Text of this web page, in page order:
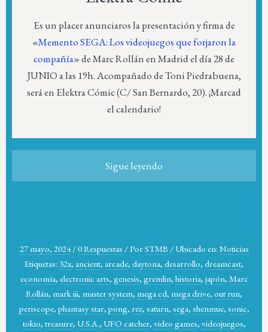
Es un placer anunciaros la presentación y firma de
«Memento SEGA: Los videojuegos que forjaron la
compañía» de Marc Rollán en Madrid el día 28 de
JUNIO a las 19h. Acompañado de Toni Piedrabuena,
será en Elektra Cómic (C/ San Bernardo, 20). ¡Marcad
el calendario!
Sigue leyendo
27 mayo, 2024 /0 Respuestas /PorSTMB / Ubicado en: Noticias
Etiquetas: 32x, ancient, arcade, daytona, desarrollo, dreamcast,
economía, electronic arts, genesis, gremlin, historia, japón, Marc
Rollán, mark iii, master system, mega cd, mega drive, out run,
periscope, phantasy star, pong, rez, saturn, sega, shenmue, sonic,
tokio, treasure, U.S.A., UFO catcher, video games, videojuegos,